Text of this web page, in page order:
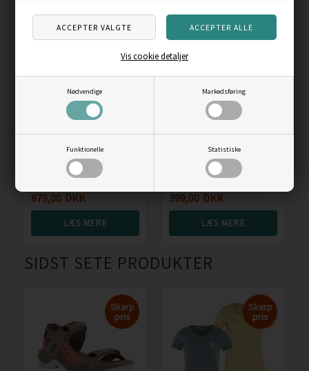
Nødvendige Markedsføring
Funktionelle Statistiske
Vis cookie detaljer
Skarp
pris
Fjällräven Övik Twill
879,00 DKK
LÆS MERE
Skarp
pris
Weather Report Petra
399,00 DKK
LÆS MERE
SIDST SETE PRODUKTER
Skarp
pris
Skarp
pris